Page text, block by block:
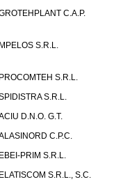
C.A.P.
S.R.L.
S.R.L.
S.R.L.
D.N.O. G.T.
C.P.C.
PRIM S.R.L.
S.R.L., S.C.